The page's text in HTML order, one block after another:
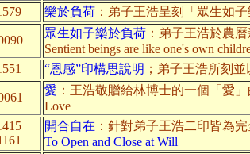
樂於負荷 ：弟子王浩呈刻「眾生如
眾生如子樂於負荷 ：弟子王浩於農
Sentient beings are like one's own
“恩感”印構思說明 ；弟子王浩所刻
愛 ：王浩敬贈給林博士的一個「愛」
Love
開合自在 ：針對弟子王浩二印皆為
To Open and Close at Will